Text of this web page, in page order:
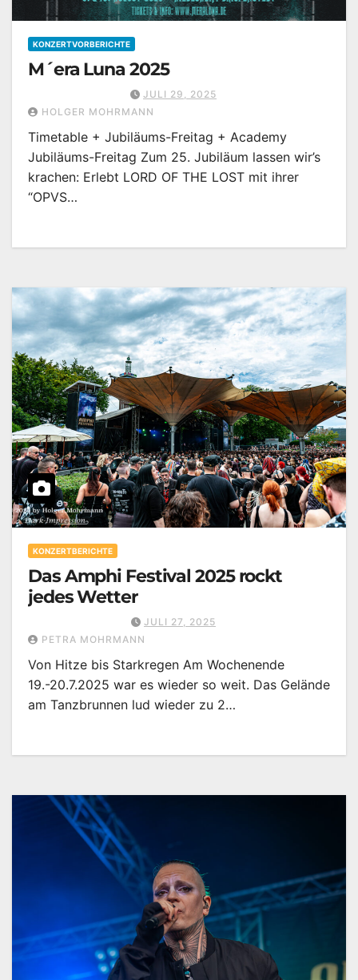
KONZERTVORBERICHTE
M´era Luna 2025
JULI 29, 2025
HOLGER MOHRMANN
Timetable + Jubiläums-Freitag + Academy
Jubiläums-Freitag Zum 25. Jubiläum lassen wir’s
krachen: Erlebt LORD OF THE LOST mit ihrer
“OPVS…
KONZERTBERICHTE
Das Amphi Festival 2025 rockt
jedes Wetter
JULI 27, 2025
PETRA MOHRMANN
Von Hitze bis Starkregen Am Wochenende
19.-20.7.2025 war es wieder so weit. Das Gelände
am Tanzbrunnen lud wieder zu 2…